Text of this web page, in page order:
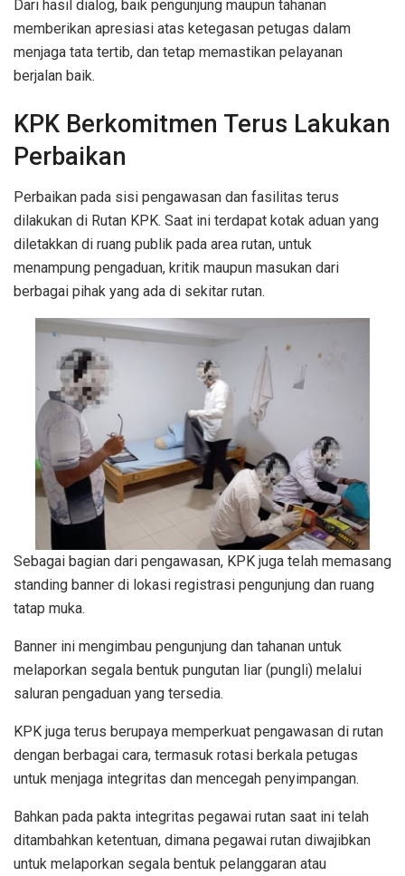
Dari hasil dialog, baik pengunjung maupun tahanan
memberikan apresiasi atas ketegasan petugas dalam
menjaga tata tertib, dan tetap memastikan pelayanan
berjalan baik.
KPK Berkomitmen Terus Lakukan
Perbaikan
Perbaikan pada sisi pengawasan dan fasilitas terus
dilakukan di Rutan KPK. Saat ini terdapat kotak aduan yang
diletakkan di ruang publik pada area rutan, untuk
menampung pengaduan, kritik maupun masukan dari
berbagai pihak yang ada di sekitar rutan.
Sebagai bagian dari pengawasan, KPK juga telah memasang
standing banner di lokasi registrasi pengunjung dan ruang
tatap muka.
Banner ini mengimbau pengunjung dan tahanan untuk
melaporkan segala bentuk pungutan liar (pungli) melalui
saluran pengaduan yang tersedia.
KPK juga terus berupaya memperkuat pengawasan di rutan
dengan berbagai cara, termasuk rotasi berkala petugas
untuk menjaga integritas dan mencegah penyimpangan.
Bahkan pada pakta integritas pegawai rutan saat ini telah
ditambahkan ketentuan, dimana pegawai rutan diwajibkan
untuk melaporkan segala bentuk pelanggaran atau